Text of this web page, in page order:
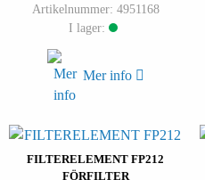
Artikelnummer: 4951168
I lager:
Mer info
FILTERELEMENT FP212
FÖRFILTER